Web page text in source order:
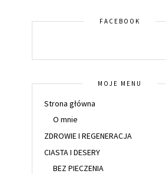
FACEBOOK
MOJE MENU
Strona główna
O mnie
ZDROWIE I REGENERACJA
CIASTA I DESERY
BEZ PIECZENIA